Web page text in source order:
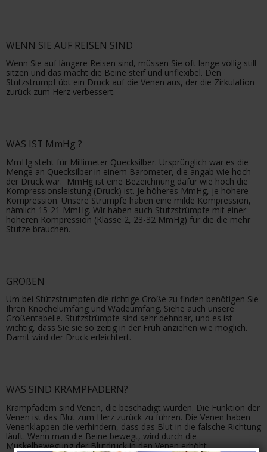
WENN SIE AUF REISEN SIND
Wenn Sie auf längere Reisen sind, müssen Sie oft lange völlig still
sitzen und das macht die Beine steif und unflexibel. Den
Stutzstrumpf übt ein Druck auf die Venen aus, der die Zirkulation
zurück zum Herz verbessert.
WAS IST MmHg ?
MmHg steht für Millimeter Quecksilber. Ursprünglich war es die
Menge an Quecksilber in einem Barometer, die angab wie hoch
der Druck war. MmHg ist eine Bezeichnung dafür wie hoch die
Kompressionsleistung (Druck) ist. Je höheres MmHg, je höhere
Kompression. Unsere Strümpfe haben eine milde Kompression,
nämlich 15-21 MmHg. Wir haben auch Stützstrümpfe mit einer
höheren Kompression (Klasse 2, 23-32 MmHg) für die die mehr
Stütze brauchen.
GRÖßEN
Um bei Stützstrümpfen die richtige Größe zu finden benötigen Sie
Ihren Knöchelumfang und Wadeumfang. Siehe auch unsere
Größentabelle. Stützstrümpfe sind sehr dehnbar, und es ist
wichtig, dass Sie sie so zeitig in der Früh anziehen wie möglich.
Damit wird der Druck erleichtert.
WAS SIND KRAMPFADERN?
Krampfadern sind Venen, die beschädigt wurden. Die Funktion der
Venen ist das Blut zum Herz zurück zu führen. Die Venen haben
Venenklappen die verhindern, dass das Blut in die falsche Richtung
läuft. Wenn man die Beine bewegt, wird durch die
Muskelbewegung der Blutdruck in den Venen erhöht.